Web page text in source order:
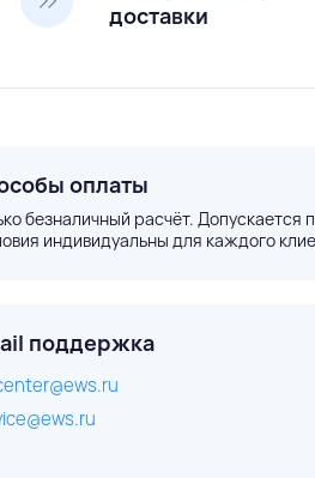
доставки
оплаты
безналичный расчёт. Допускается
индивидуальны для каждого
поддержка